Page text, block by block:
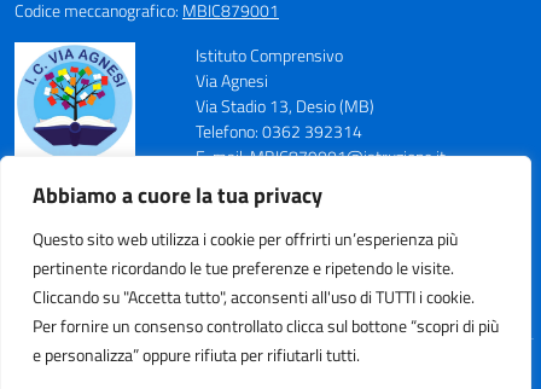
Abbiamo a cuore la tua privacy
Questo sito web utilizza i cookie per offrirti un’esperienza più
pertinente ricordando le tue preferenze e ripetendo le visite.
Cliccando su "Accetta tutto", acconsenti all'uso di TUTTI i cookie.
Per fornire un consenso controllato clicca sul bottone “scopri di più
e personalizza” oppure rifiuta per rifiutarli tutti.
Codice meccanografico: MBIC879001
Istituto Comprensivo
Via Agnesi
Via Stadio 13, Desio (MB)
Telefono: 0362 392314
E-mail: MBIC879001@istruzione.it
PEC: MBIC879001@pec.istruzione.it
Codice Meccanografico: MBIC879001
Codice Fiscale: 83010550156